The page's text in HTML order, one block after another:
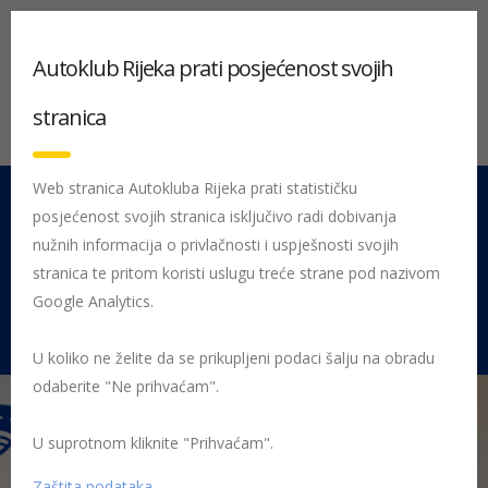
051 212 442 Centrala
Pon - Pet 08:00 - 16:00
Rujevica 9/1, 51000 Rijeka
Početna Uštedite s HAK-om
Uštedite s hakom fb (1200 × 630
Autoklub Rijeka prati posjećenost svojih
stranica
Web stranica Autokluba Rijeka prati statističku
posjećenost svojih stranica isključivo radi dobivanja
nužnih informacija o privlačnosti i uspješnosti svojih
stranica te pritom koristi uslugu treće strane pod nazivom
Google Analytics.
U koliko ne želite da se prikupljeni podaci šalju na obradu
odaberite "Ne prihvaćam".
U suprotnom kliknite "Prihvaćam".